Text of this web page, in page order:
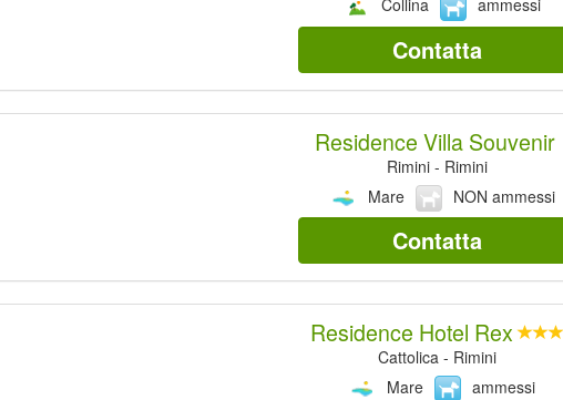
Collina
ammessi
Contatta
Residence Villa Souvenir
Rimini - Rimini
Mare
NON ammessi
Contatta
Residence Hotel Rex
Cattolica - Rimini
Mare
ammessi